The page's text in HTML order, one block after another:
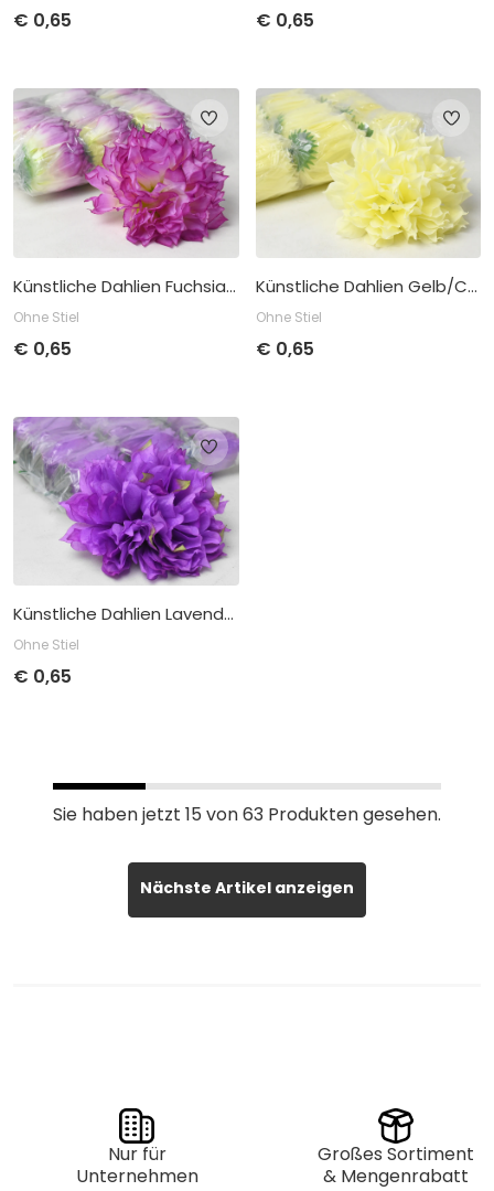
€ 0,65
Stückpreis
€0,65
Abnahme
pro 12
€ 0,65
Stückpreis
€ 0,65
Abnahme
pro 12
Künstliche Dahlien Fuchsia/Grün D16cm
Ohne Stiel
€ 0,65
Stückpreis
€0,65
Abnahme
pro 12
Künstliche Dahlien Gelb/Creme D16cm
Ohne Stiel
€ 0,65
Künstliche Dahlien Lavendel D16cm
Ohne Stiel
€ 0,65
Sie haben jetzt 15 von63 Produkten gesehen.
Nächste Artikel anzeigen
Nur für
Unternehmen
Großes Sortiment
& Mengenrabatt